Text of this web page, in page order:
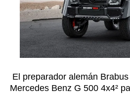
El preparador alemán
Mercedes Benz G 500 4x4²